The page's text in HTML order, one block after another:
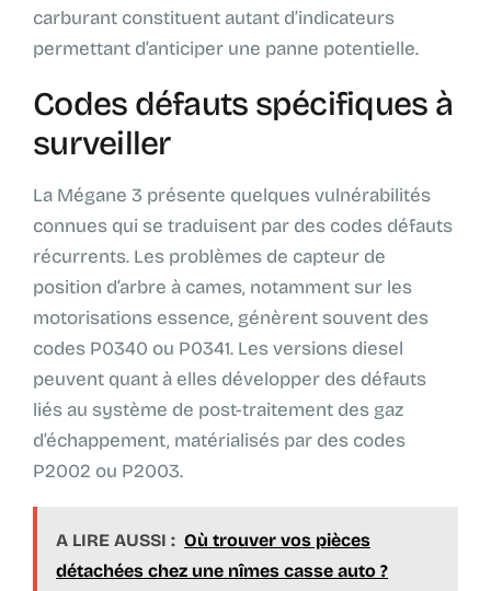
carburant constituent autant d’indicateurs
permettant d’anticiper une panne potentielle.
Codes défauts spécifiques à
surveiller
La Mégane 3 présente quelques vulnérabilités
connues qui se traduisent par des codes défauts
récurrents. Les problèmes de capteur de
position d’arbre à cames, notamment sur les
motorisations essence, génèrent souvent des
codes P0340 ou P0341. Les versions diesel
peuvent quant à elles développer des défauts
liés au système de post-traitement des gaz
d’échappement, matérialisés par des codes
P2002 ou P2003.
A LIRE AUSSI : Où trouver vos pièces
détachées chez une nîmes casse auto ?